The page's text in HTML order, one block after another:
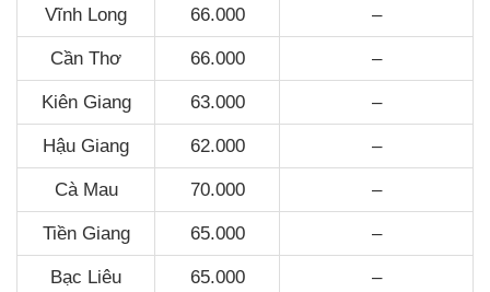
Vĩnh Long 66.000 –
Cần Thơ 66.000 –
Kiên Giang 63.000 –
Hậu Giang 62.000 –
Cà Mau 70.000 –
Tiền Giang 65.000 –
Bạc Liêu 65.000 –